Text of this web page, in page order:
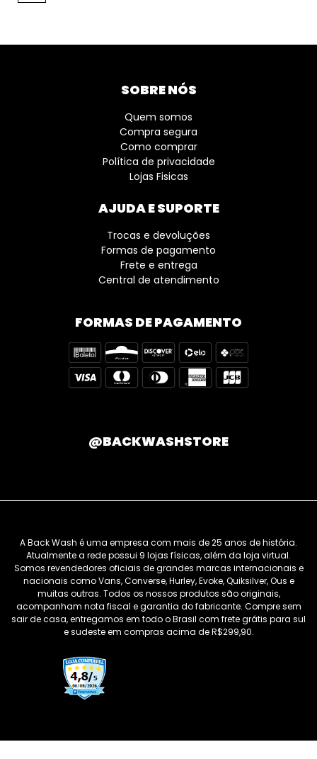
SOBRE NÓS
Quem somos
Compra segura
Como comprar
Política de privacidade
Lojas Fisicas
AJUDA E SUPORTE
Trocas e devoluções
Formas de pagamento
Frete e entrega
Central de atendimento
FORMAS DE PAGAMENTO
@BACKWASHSTORE
A Back Wash é uma empresa com mais de 25 anos de história.
Atualmente a rede possui 9 lojas físicas, além da loja virtual.
Somos revendedores oficiais de grandes marcas internacionais e
nacionais como Vans, Converse, Hurley, Evoke, Quiksilver, Ous e
muitas outras. Todos os nossos produtos são originais,
acompanham nota fiscal e garantia do fabricante. Compre sem
sair de casa, entregamos em todo o Brasil com frete grátis para sul
e sudeste em compras acima de R$299,90.